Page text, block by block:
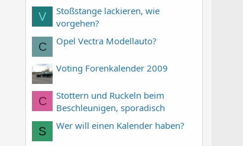
V
Stoßstange lackieren, wie
vorgehen?
C Opel Vectra Modellauto?
Voting Forenkalender 2009
C
Stottern und Ruckeln beim
Beschleunigen, sporadisch
S Wer will einen Kalender haben?